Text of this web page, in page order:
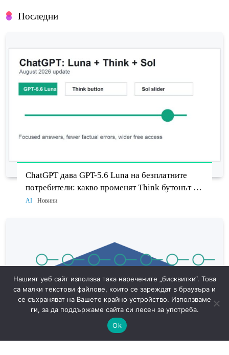
Последни
ChatGPT дава GPT-5.6 Luna на безплатните
потребители: какво променят Think бутонът и
новият Sol
AI Новини
Нашият уеб сайт използва така наречените „бисквитки“. Това
са малки текстови файлове, които се зареждат в браузъра и
се съхраняват на Вашето крайно устройство. Използваме
ги, за да поддържаме сайта си лесен за употреба.
Ok